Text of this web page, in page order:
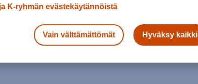
K-ryhmän evästekäytännöistä
Vain välttämättömät Hyväksy kaikki